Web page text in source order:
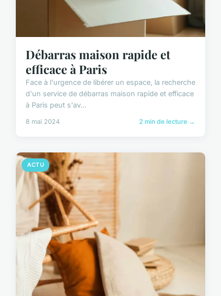
Débarras maison rapide et
efficace à Paris
Face à l'urgence de libérer un espace, la recherche
d'un service de débarras maison rapide et efficace
à Paris peut s'av...
8 mai 2024 2 min de lecture →
ACTU